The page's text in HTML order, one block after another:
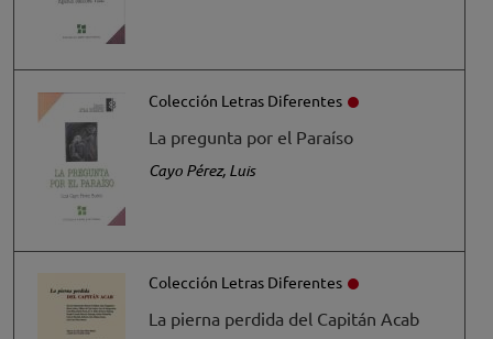
Colección Letras Diferentes
La pregunta por el Paraíso
Cayo Pérez, Luis
Colección Letras Diferentes
La pierna perdida del Capitán Acab